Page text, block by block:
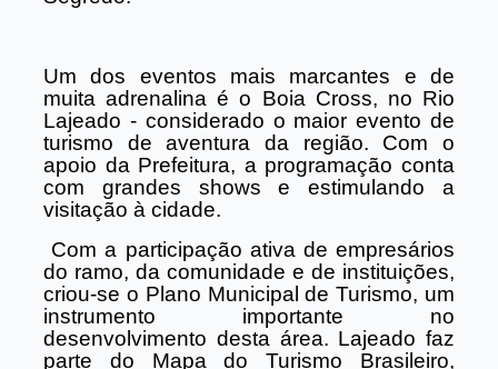
Um dos eventos mais marcantes e de
muita adrenalina é o Boia Cross, no Rio
Lajeado - considerado o maior evento de
turismo de aventura da região. Com o
apoio da Prefeitura, a programação conta
com grandes shows e estimulando a
visitação à cidade.
Com a participação ativa de empresários
do ramo, da comunidade e de instituições,
criou-se o Plano Municipal de Turismo, um
instrumento importante no
desenvolvimento desta área. Lajeado faz
parte do Mapa do Turismo Brasileiro,